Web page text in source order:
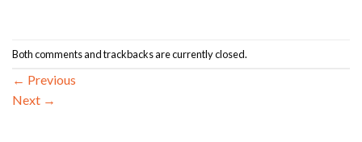
Both comments and trackbacks are currently closed.
← Previous
Next →